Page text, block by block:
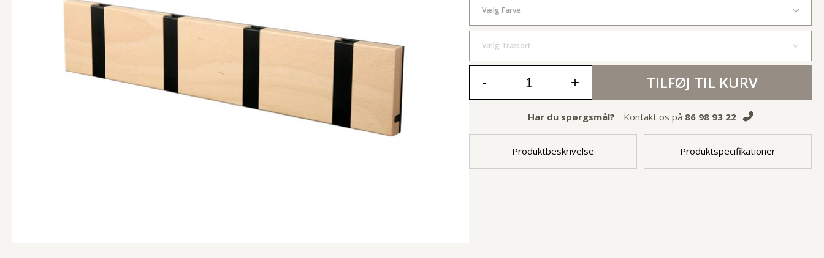
Vælg Farve
Vælg Træsort
- + TILFØJ TIL KURV
Har du spørgsmål? Kontakt os på 86 98 93 22
Produktbeskrivelse Produktspecifikationer